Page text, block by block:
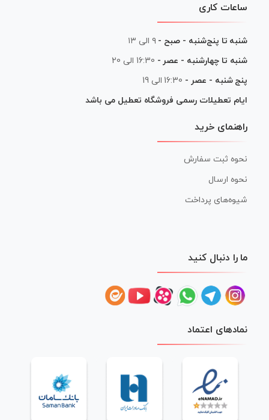
ساعات کاری
شنبه تا پنج‌شنبه - صبح - ۹ الی ۱۳
شنبه تا چهارشنبه - عصر - 16:30 الی 20
پنج شنبه - عصر - 16:30 الی 19
ایام تعطیلات رسمی فروشگاه تعطیل می باشد
راهنمای خرید
نحوه ثبت سفارش
نحوه ارسال
شیوه‌های پرداخت
ما را دنبال کنید
نمادهای اعتماد